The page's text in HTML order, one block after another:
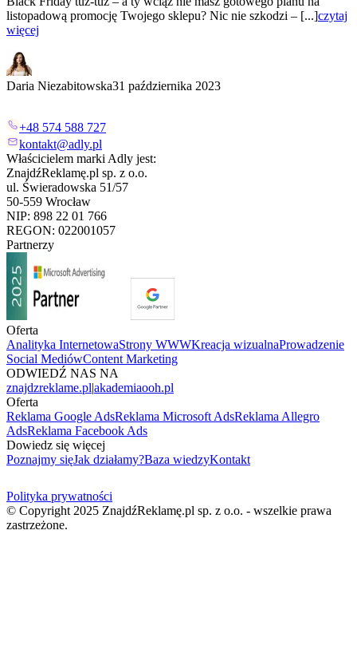
listopadową promocję Twojego sklepu? Nic nie szkodzi – [...]czytaj
więcej
Daria Niezabitowska31 października 2023
+48 574 588 727
kontakt@adly.pl
Właścicielem marki Adly jest:
ZnajdźReklamę.pl sp. z o.o.
ul. Świeradowska 51/57
50-559 Wrocław
NIP: 898 22 01 766
REGON: 022001057
Partnerzy
Oferta
Analityka InternetowaStrony WWWKreacja wizualnaProwadzenie
Social MediówContent Marketing
ODWIEDŹ NAS NA
znajdzreklame.pl|akademiaooh.pl
Oferta
Reklama Google AdsReklama Microsoft AdsReklama Allegro
AdsReklama Facebook Ads
Dowiedz się więcej
Poznajmy sięJak działamy?Baza wiedzyKontakt
Polityka prywatności
© Copyright 2025 ZnajdźReklamę.pl sp. z o.o. - wszelkie prawa
zastrzeżone.